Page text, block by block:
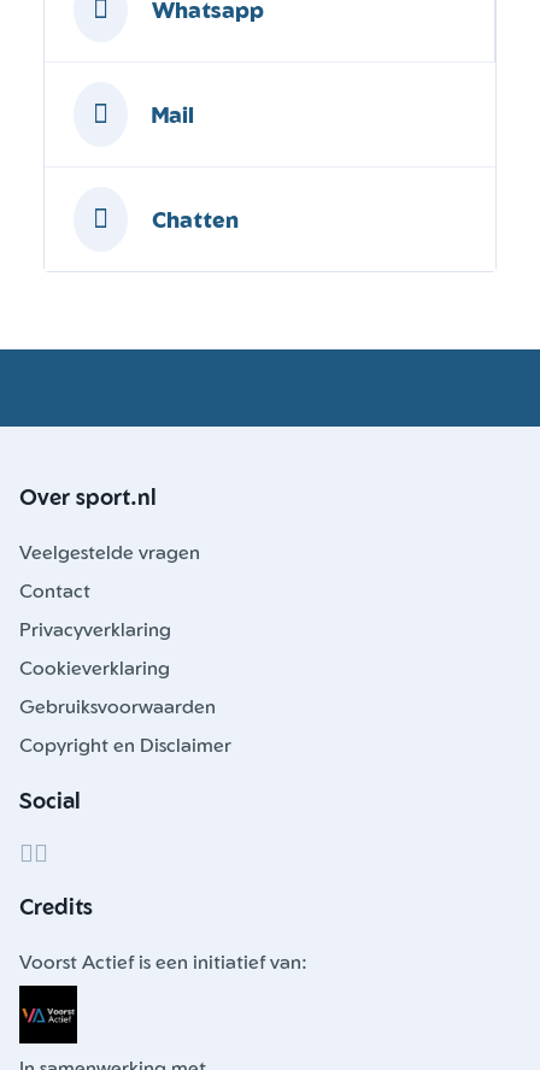
Whatsapp
Mail
Chatten
Over sport.nl
Veelgestelde vragen
Contact
Privacyverklaring
Cookieverklaring
Gebruiksvoorwaarden
Copyright en Disclaimer
Social
Credits
Voorst Actief is een initiatief van: